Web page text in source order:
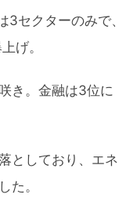
セクターのみで、
げ。
き。金融は3位に
としており、エネ
た。